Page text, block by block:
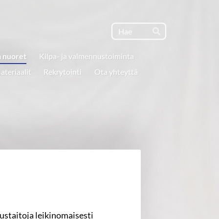
Hae
nuoret
Kilpa- ja valmennustoiminta
Rekrytointi Ota yhteyttä
leikinomaisesti